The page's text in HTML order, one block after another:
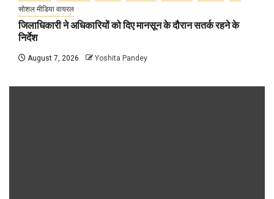
सोशल मीडिया वायरल
जिलाधिकारी ने अधिकारियों को दिए मानसून के दौरान सतर्क रहने के
निर्देश
August 7, 2026 Yoshita Pandey